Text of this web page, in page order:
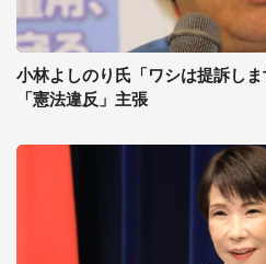
小林よしのり氏「ワシは提訴し
「憲法違反」主張